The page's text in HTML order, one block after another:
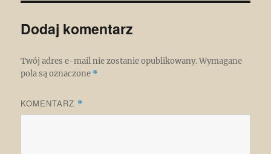
Dodaj komentarz
Twój adres e-mail nie zostanie opublikowany. Wymagane
pola są oznaczone *
KOMENTARZ *